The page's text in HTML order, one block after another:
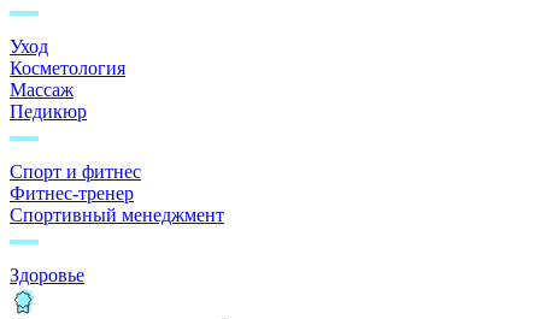
Уход
Косметология
Массаж
Педикюр
Спорт и фитнес
Фитнес-тренер
Спортивный менеджмент
Здоровье